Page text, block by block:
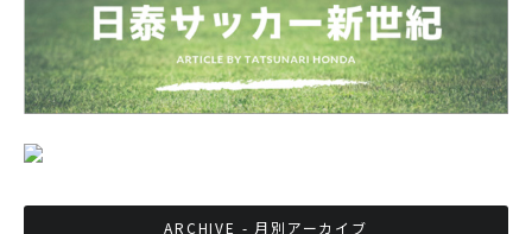
ARCHIVE - 月別アーカイブ